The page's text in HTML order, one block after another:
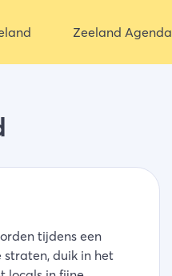
Zeeland Agenda
tijdens een
duik in het